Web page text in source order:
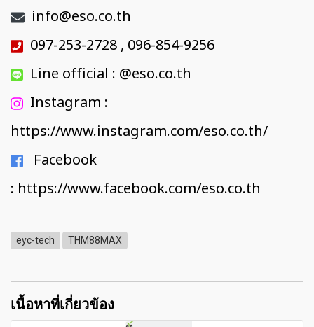
info@eso.co.th
097-253-2728 , 096-854-9256
Line official : @eso.co.th
Instagram :
https://www.instagram.com/eso.co.th/
Facebook
: https://www.facebook.com/eso.co.th
eyc-tech THM88MAX
เนื้อหาที่เกี่ยวข้อง